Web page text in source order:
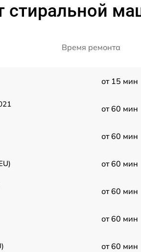
Время ремонта
от 15 мин
от 60 мин
от 60 мин
от 60 мин
от 60 мин
от 60 мин
от 60 мин